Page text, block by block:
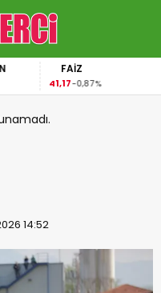
FAİZ
41,17-0,87%
14:52